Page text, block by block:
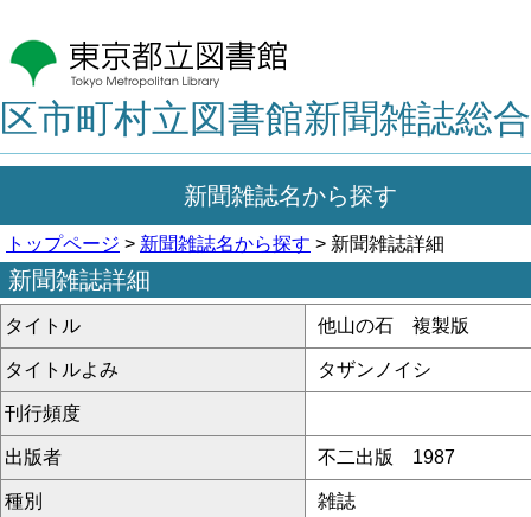
区市町村立図書館新聞雑誌総
新聞雑誌名から探す
トップページ > 新聞雑誌名から探す > 新聞雑誌詳細
新聞雑誌詳細
タイトル 他山の石 複製版
タイトルよみ タザンノイシ
刊行頻度
出版者 不二出版 1987
種別 雑誌